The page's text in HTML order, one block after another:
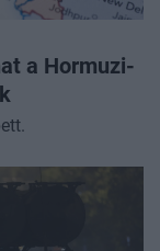
a Hormuzi-